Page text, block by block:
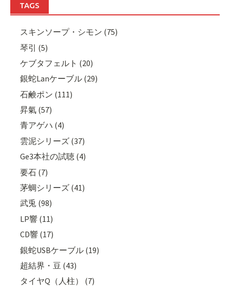
TAGS
スキンソープ・シモン (75)
琴引 (5)
ケブタフェルト (20)
銀蛇Lanケーブル (29)
石鹸ポン (111)
昇氣 (57)
青アゲハ (4)
雲泥シリーズ (37)
Ge3本社の試聴 (4)
要石 (7)
茅蜩シリーズ (41)
武兎 (98)
LP響 (11)
CD響 (17)
銀蛇USBケーブル (19)
超結界・豆 (43)
タイヤQ（人柱） (7)